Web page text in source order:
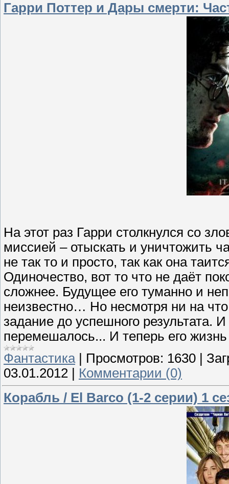
Гарри Поттер и Дары смерти:
На этот раз Гарри столкнулся со
миссией – отыскать и уничтожить
не так то и просто, так как она
Одиночество, вот то что не даёт
сложнее. Будущее его туманно и
неизвестно… Но несмотря ни на
задание до успешного результата.
перемешалось... И теперь его
Фантастика| Просмотров: 1630
03.01.2012
Комментарии (0)
Корабль / El Barco (1-2 серии) 1